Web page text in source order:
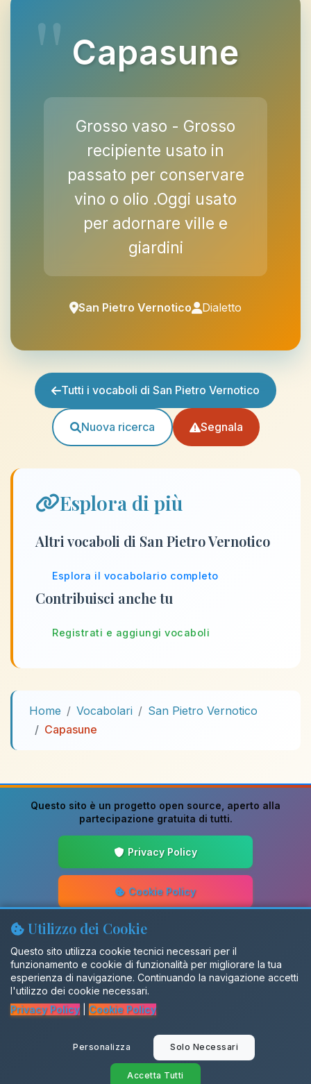
Capasune
Grosso vaso - Grosso
recipiente usato in
passato per conservare
vino o olio .Oggi usato
per adornare ville e
giardini
San Pietro Vernotico Dialetto
Tutti i vocaboli di San Pietro Vernotico
Nuova ricerca Segnala
Esplora di più
Altri vocaboli di San Pietro Vernotico
Esplora il vocabolario completo
Contribuisci anche tu
Registrati e aggiungi vocaboli
Home Vocabolari
San Pietro Vernotico
Capasune
Questo sito è un progetto open source , aperto alla
partecipazione gratuita di tutti.
Privacy Policy
Cookie Policy
Guida alla Scrittura
Aggiornamenti
Gruppo Facebook
SalentiX
© 2026 Dialettando. Tutti i diritti riservati.
Utilizzo dei Cookie
Questo sito utilizza cookie tecnici necessari per il
funzionamento e cookie di funzionalità per migliorare la tua
esperienza di navigazione. Continuando la navigazione accetti
l'utilizzo dei cookie necessari.
Privacy Policy
Cookie Policy
Personalizza Solo Necessari
Accetta Tutti